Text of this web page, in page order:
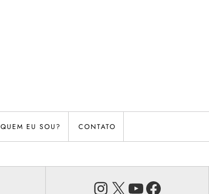
QUEM EU SOU? CONTATO
Instagram
X Youtube